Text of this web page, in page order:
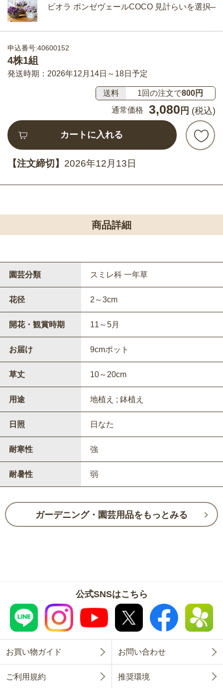
ビオラ ポンゼヴェールCOCO 見計らいを選択
申込番号:40600152
4株1組
発送時期：2026年12月14日～18日予定
送料 1回の注文で800円
通常価格
3,080 円 (税込)
カートに入れる
【注文締切】 2026年12月13日
商品詳細
園芸分類 スミレ科 一年草
花径 2～3cm
開花・観賞時期 11～5月
お届け 9cmポット
草丈 10～20cm
用途 地植え ; 鉢植え
日照 日なた
耐寒性 強
耐暑性 弱
ガーデニング・園芸用品をもっとみる
公式SNSはこちら
お買い物ガイド お問い合わせ
ご利用規約 推奨環境